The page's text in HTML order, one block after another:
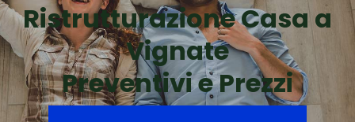
Ristrutturazione Casa a
Vignate
Preventivi e Prezzi